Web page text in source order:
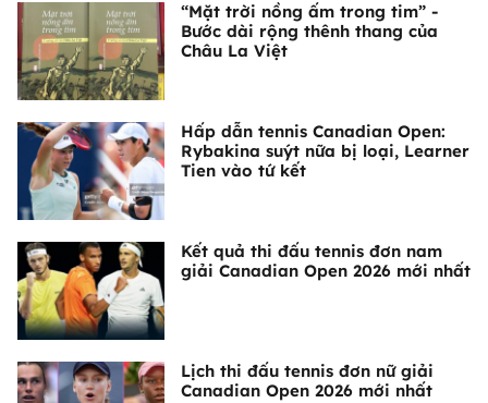
“Mặt trời nồng ấm trong tim” -
Bước dài rộng thênh thang của
Châu La Việt
Hấp dẫn tennis Canadian Open:
Rybakina suýt nữa bị loại, Learner
Tien vào tứ kết
Kết quả thi đấu tennis đơn nam
giải Canadian Open 2026 mới nhất
Lịch thi đấu tennis đơn nữ giải
Canadian Open 2026 mới nhất